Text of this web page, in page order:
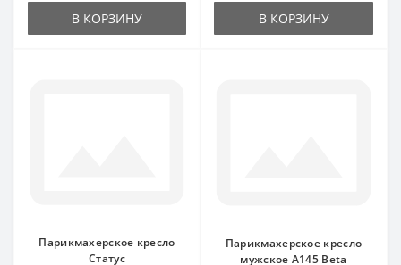
В КОРЗИНУ В КОРЗИНУ
Парикмахерское кресло
Статус
Парикмахерское кресло
мужское A145 Beta